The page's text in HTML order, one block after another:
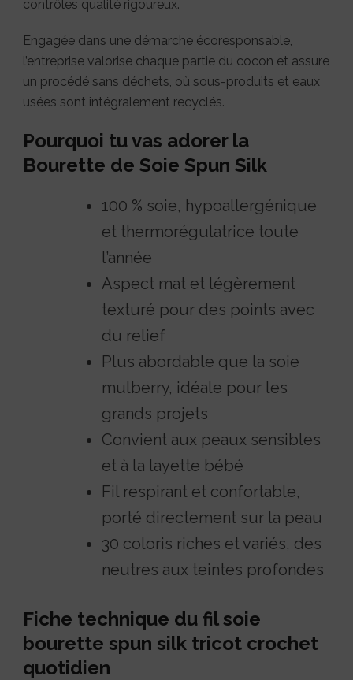
contrôles qualité rigoureux.
Engagée dans une démarche écoresponsable,
l’entreprise valorise chaque partie du cocon et assure
un procédé sans déchets, où sous-produits et eaux
usées sont intégralement recyclés.
Pourquoi tu vas adorer la
Bourette de Soie Spun Silk
100 % soie, hypoallergénique
et thermorégulatrice toute
l’année
Aspect mat et légèrement
texturé pour des points avec
du relief
Plus abordable que la soie
mulberry, idéale pour les
grands projets
Convient aux peaux sensibles
et à la layette bébé
Fil respirant et confortable,
porté directement sur la peau
30 coloris riches et variés, des
neutres aux teintes profondes
Fiche technique du fil soie
bourette spun silk tricot crochet
quotidien